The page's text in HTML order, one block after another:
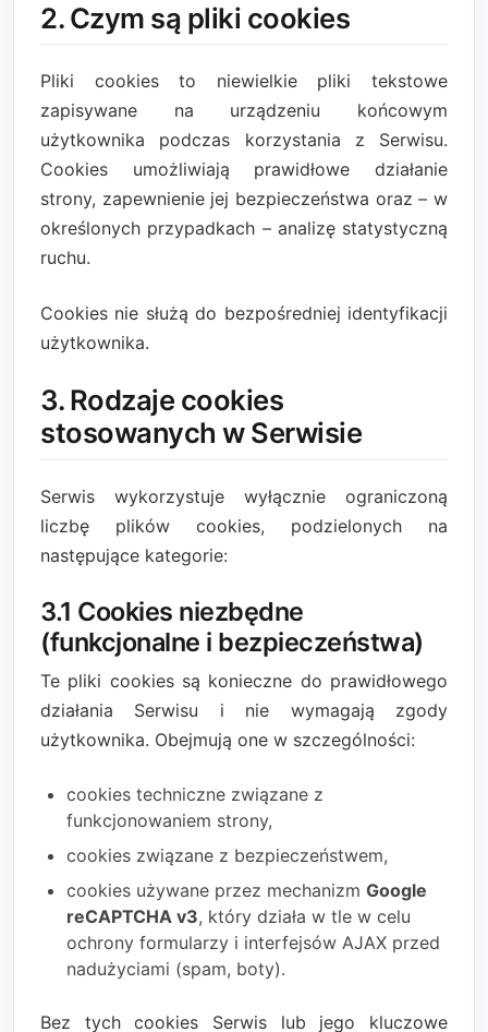
2. Czym są pliki cookies
Pliki cookies to niewielkie pliki tekstowe
zapisywane na urządzeniu końcowym
użytkownika podczas korzystania z Serwisu.
Cookies umożliwiają prawidłowe działanie
strony, zapewnienie jej bezpieczeństwa oraz – w
określonych przypadkach – analizę statystyczną
ruchu.
Cookies nie służą do bezpośredniej identyfikacji
użytkownika.
3. Rodzaje cookies
stosowanych w Serwisie
Serwis wykorzystuje wyłącznie ograniczoną
liczbę plików cookies, podzielonych na
następujące kategorie:
3.1 Cookies niezbędne
(funkcjonalne i bezpieczeństwa)
Te pliki cookies są konieczne do prawidłowego
działania Serwisu i nie wymagają zgody
użytkownika. Obejmują one w szczególności:
cookies techniczne związane z
funkcjonowaniem strony,
cookies związane z bezpieczeństwem,
cookies używane przez mechanizm Google
reCAPTCHA v3, który działa w tle w celu
ochrony formularzy i interfejsów AJAX przed
nadużyciami (spam, boty).
Bez tych cookies Serwis lub jego kluczowe